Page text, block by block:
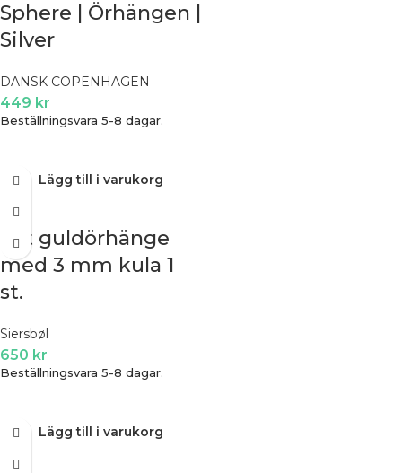
Sphere | Örhängen |
Silver
DANSK COPENHAGEN
449 kr
Beställningsvara 5-8 dagar.
Lägg till i varukorg
8ct guldörhänge
med 3 mm kula 1
st.
Siersbøl
650 kr
Beställningsvara 5-8 dagar.
Lägg till i varukorg